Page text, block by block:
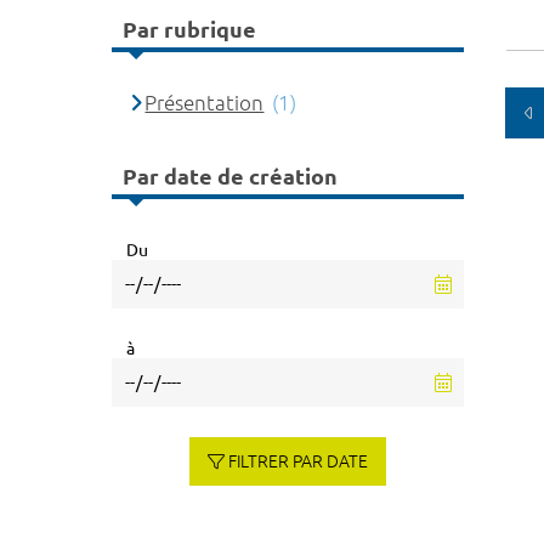
Par rubrique
Présentation (1)
Par date de création
Du
à
FILTRER PAR DATE